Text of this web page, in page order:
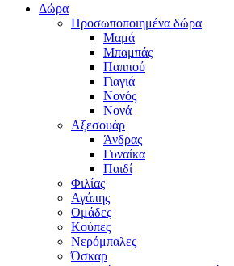
Δώρα
Προσωποποιημένα δώρα
Μαμά
Μπαμπάς
Παππού
Γιαγιά
Νονός
Νονά
Αξεσουάρ
Άνδρας
Γυναίκα
Παιδί
Φιλίας
Αγάπης
Ομάδες
Κούπες
Νερόμπαλες
Όσκαρ